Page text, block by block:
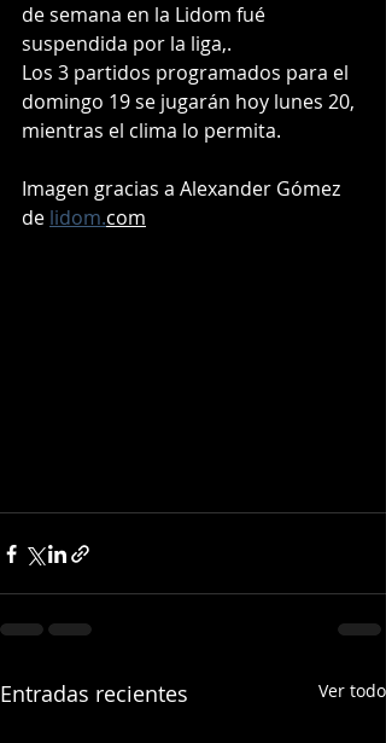
de semana en la Lidom fué
suspendida por la liga,.
Los 3 partidos programados para el
domingo 19 se jugarán hoy lunes 20,
mientras el clima lo permita.
Imagen gracias a Alexander Gómez
de lidom.com
Entradas recientes Ver todo